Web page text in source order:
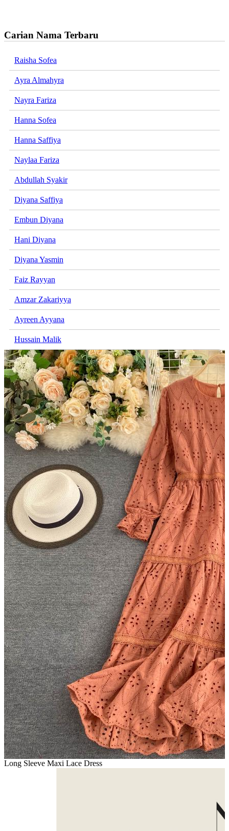
Carian Nama Terbaru
Raisha Sofea
Ayra Almahyra
Nayra Fariza
Hanna Sofea
Hanna Saffiya
Naylaa Fariza
Abdullah Syakir
Diyana Saffiya
Embun Diyana
Hani Diyana
Diyana Yasmin
Faiz Rayyan
Amzar Zakariyya
Ayreen Ayyana
Hussain Malik
Long Sleeve Maxi Lace Dress